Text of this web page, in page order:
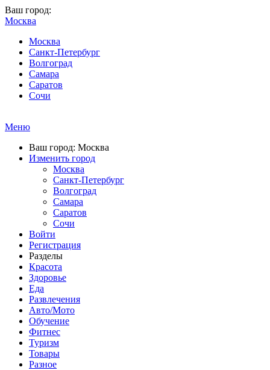
Ваш город:
Москва
Москва
Санкт-Петербург
Волгоград
Самара
Саратов
Сочи
Меню
Ваш город: Москва
Изменить город
Москва
Санкт-Петербург
Волгоград
Самара
Саратов
Сочи
Войти
Регистрация
Разделы
Красота
Здоровье
Еда
Развлечения
Авто/Мото
Обучение
Фитнес
Туризм
Товары
Разное